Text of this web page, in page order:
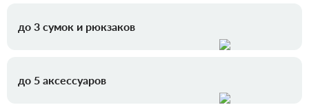
до 3 сумок и рюкзаков
до 5 аксессуаров